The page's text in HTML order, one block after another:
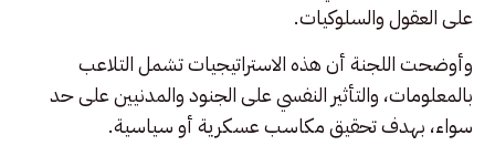
على العقول والسلوكيات.
وأوضحت اللجنة أن هذه الاستراتيجيات تشمل التلاعب
بالمعلومات، والتأثير النفسي على الجنود والمدنيين على حد
سواء، بهدف تحقيق مكاسب عسكرية أو سياسية.